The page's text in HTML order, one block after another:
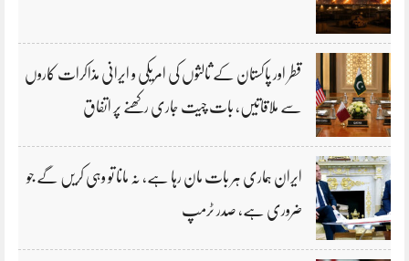
قطر اور پاکستان کے ثالثوں کی امریکی و ایرانی مذاکرات کاروں
سے ملاقاتیں، بات چیت جاری رکھنے پر اتفاق
ایران ہماری ہر بات مان رہا ہے، نہ مانا تو وہی کریں گے جو
ضروری ہے، صدر ٹرمپ